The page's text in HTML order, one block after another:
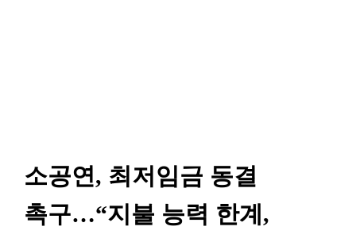
소공연, 최저임금 동결
촉구…“지불 능력 한계,